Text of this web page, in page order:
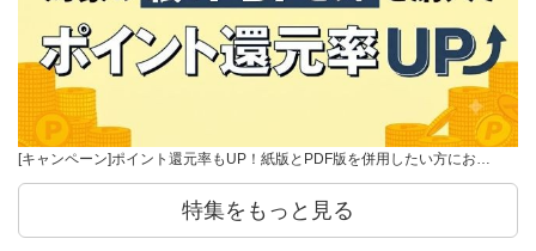
[キャンペーン]ポイント還元率もUP！紙版とPDF版を併用したい方にお…
特集をもっと見る